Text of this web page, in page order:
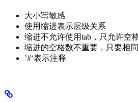
大小写敏感
使用缩进表示层级关系
缩进不允许使用tab，只允许空
缩进的空格数不重要，只要相
’#‘表示注释